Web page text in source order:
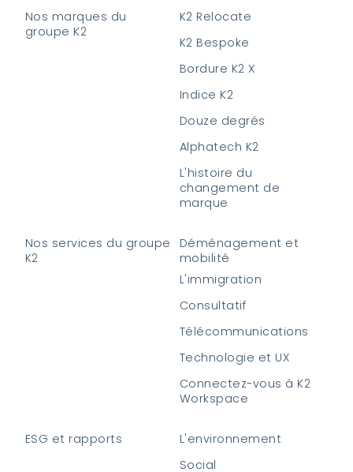
Nos marques du
groupe K2
K2 Relocate
K2 Bespoke
Bordure K2 X
Indice K2
Douze degrés
Alphatech K2
L'histoire du
changement de
marque
Nos services du groupe
K2
Déménagement et
mobilité
L'immigration
Consultatif
Télécommunications
Technologie et UX
Connectez-vous à K2
Workspace
ESG et rapports
L'environnement
Social